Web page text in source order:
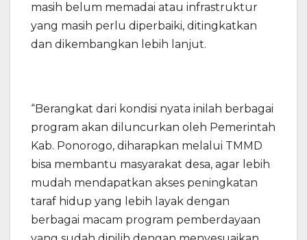
masih belum memadai atau infrastruktur
yang masih perlu diperbaiki, ditingkatkan
dan dikembangkan lebih lanjut.
“Berangkat dari kondisi nyata inilah berbagai
program akan diluncurkan oleh Pemerintah
Kab. Ponorogo, diharapkan melalui TMMD
bisa membantu masyarakat desa, agar lebih
mudah mendapatkan akses peningkatan
taraf hidup yang lebih layak dengan
berbagai macam program pemberdayaan